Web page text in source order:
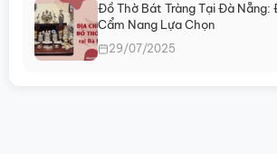
Đồ Thờ Bát Tràng Tại Đà Nẵng:
Cẩm Nang Lựa Chọn
29/07/2025